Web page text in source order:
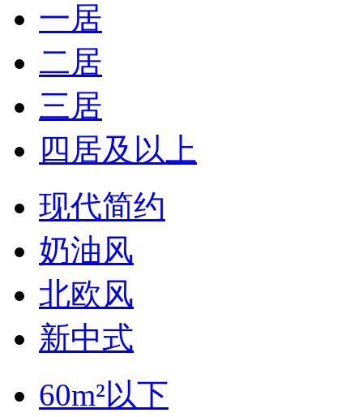
一居
二居
三居
四居及以上
现代简约
奶油风
北欧风
新中式
60m²以下